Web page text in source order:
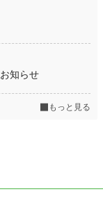
知らせ
もっと見る